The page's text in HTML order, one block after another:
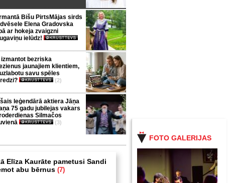
FOTO GALERIJAS
Bišu PirtsMājas sirds
Elena Gradovska
ar hokeja zvaigzni
ielūdz!
izmantot bezriska
jaunajiem klientiem,
savu spēles
(2)
leģendārā aktiera Jāņa
75 gadu jubilejas vakars
Silmačos
(3)
Elīza Kaurāte pametusi Sandi
abu bērnus (7)